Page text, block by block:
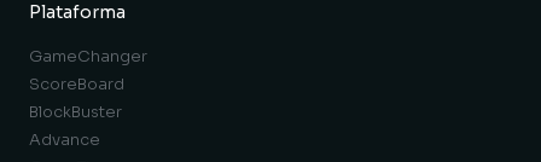
Plataforma
GameChanger
ScoreBoard
BlockBuster
Advance